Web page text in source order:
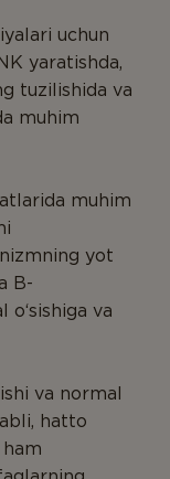
uchun
yaratishda,
tuzilishida va
muhim
muhim
yot
B-
va
va normal
hatto